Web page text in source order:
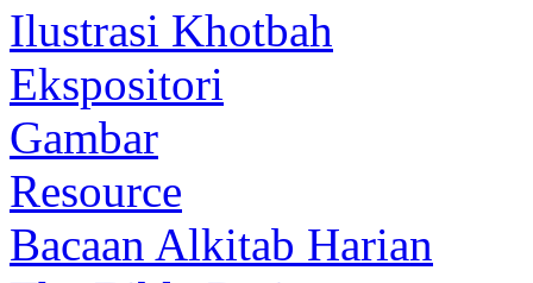
Ilustrasi Khotbah
Ekspositori
Gambar
Resource
Bacaan Alkitab Harian